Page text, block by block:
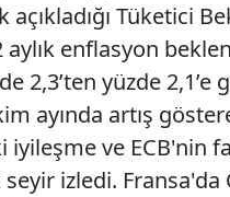
Tüketici
enflasyon
2,3’ten yüzde
ayında artış
iyileşme ve ECB'nin
seyir izledi.